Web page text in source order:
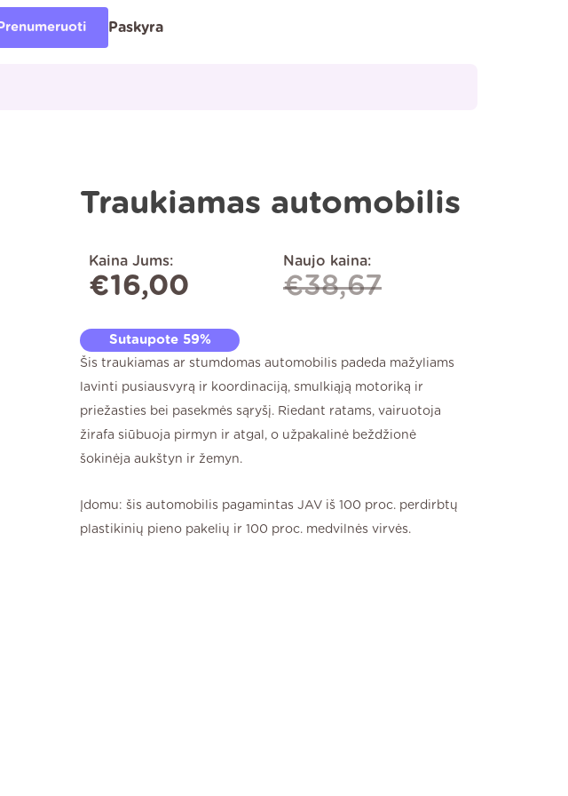
Paskyra
Traukiamas automobilis
Kaina Jums:
€16,00
Naujo kaina:
€38,67
Sutaupote 59%
Šis traukiamas ar stumdomas automobilis padeda mažyliams
lavinti pusiausvyrą ir koordinaciją, smulkiąją motoriką ir
priežasties bei pasekmės sąryšį. Riedant ratams, vairuotoja
žirafa siūbuoja pirmyn ir atgal, o užpakalinė beždžionė
šokinėja aukštyn ir žemyn.
Įdomu: šis automobilis pagamintas JAV iš 100 proc. perdirbtų
plastikinių pieno pakelių ir 100 proc. medvilnės virvės.